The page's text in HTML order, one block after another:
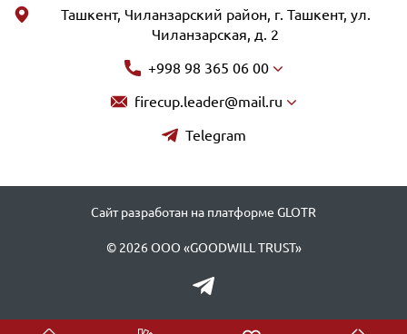
Ташкент, Чиланзарский район, г. Ташкент, ул.
Чиланзарская, д. 2
+998 98 365 06 00
firecup.leader@mail.ru
Telegram
Сайт разработан на платформе GLOTR
© 2026 ООО «GOODWILL TRUST»